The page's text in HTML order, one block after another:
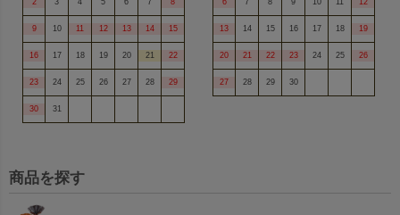
9 10 11 12 13 14 15
16 17 18 19 20 21 22
23 24 25 26 27 28 29
30 31
13 14 15 16 17 18 19
20 21 22 23 24 25 26
27 28 29 30
商品を探す